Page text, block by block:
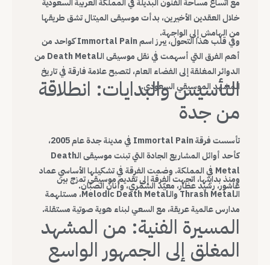
مع اتساع مساحة الفنون البديلة في المملكة العربية السعودية
خلال العقدين الأخيرين، بدأت موسيقى الميتال تشق طريقها
من الهامش إلى الواجهة.
وفي قلب هذا التحول، يبرز اسم Immortal Pain كواحد من
أهم الفرق التي أسهمت في نقل موسيقى الـDeath Metal من
الدوائر المغلقة إلى الفضاء العام، لتصبح علامة فارقة في تاريخ
المشهد الموسيقي السعودي.
التأسيس والبدايات: انطلاقة
من جدة
تأسست فرقة Immortal Pain في مدينة جدة عام 2005،
كأحد أوائل المشاريع الجادة التي تبنت موسيقى الـDeath
Metal في المملكة. وضمت الفرقة في تشكيلها الأساسي عماد
عاشور، رشيد عطار، معيّد الشمّري، وأنان الصبّان.
ومنذ بدايتها، اتجهت الفرقة إلى تقديم موسيقى تمزج بين
الـThrash Metal والـMelodic Death Metal، مستلهمة
مدارس عالمية عريقة، مع السعي لبناء هوية صوتية مستقلة.
المسيرة الفنية: من المشهد
المغلق إلى الجمهور الواسع